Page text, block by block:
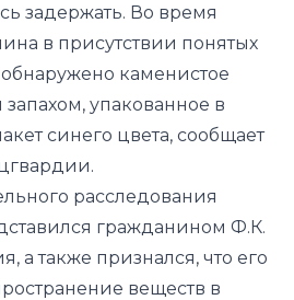
задержать. Во время
в присутствии понятых
каменистое
упакованное в
синего цвета, сообщает
расследования
гражданином Ф.К.
а также признался, что его
веществ в